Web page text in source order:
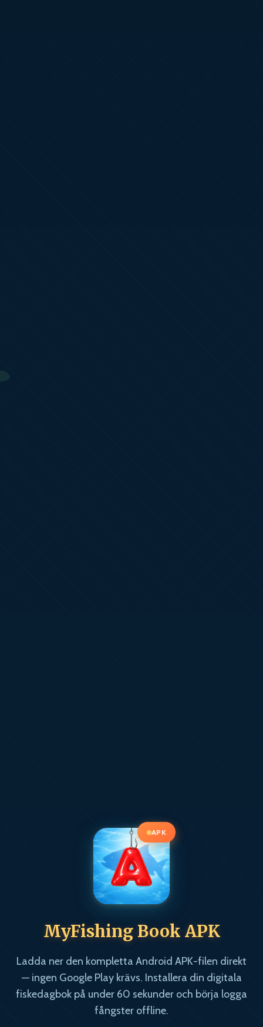
APK
MyFishing Book APK
Ladda ner den kompletta Android APK-filen direkt
— ingen Google Play krävs. Installera din digitala
fiskedagbok på under 60 sekunder och börja logga
fångster offline.